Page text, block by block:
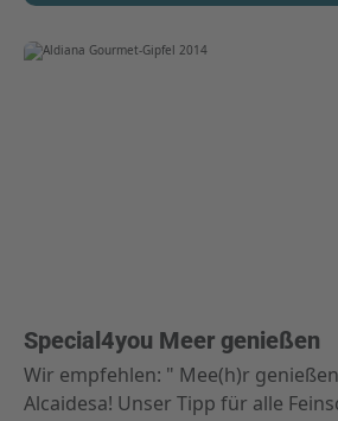
Special4you Meer genießen
Wir empfehlen: " Mee(h)r
Alcaidesa! Unser Tipp für alle